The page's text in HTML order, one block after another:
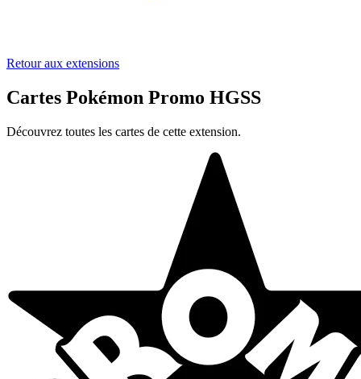
Retour aux extensions
Cartes Pokémon Promo HGSS
Découvrez toutes les cartes de cette extension.